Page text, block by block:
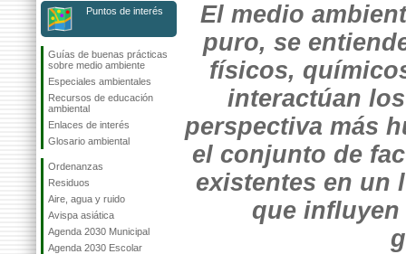
Puntos de interés
Guías de buenas prácticas
sobre medio ambiente
Especiales ambientales
Recursos de educación
ambiental
Enlaces de interés
Glosario ambiental
Ordenanzas
Residuos
Aire, agua y ruido
Avispa asiática
Agenda 2030 Municipal
Agenda 2030 Escolar
El medio
puro, se
físicos,
interactúan
perspectiva más
el conjunto de
existentes en un
que influyen